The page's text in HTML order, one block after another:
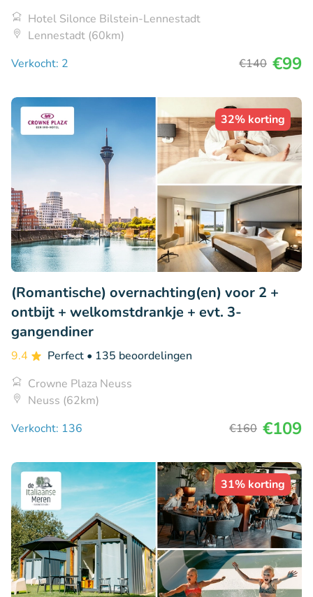
Hotel Silonce Bilstein-Lennestadt
Lennestadt (60km)
Verkocht: 2
€140 €99
32% korting
(Romantische) overnachting(en) voor 2 +
ontbijt + welkomstdrankje + evt. 3-
gangendiner
9.4 Perfect • 135 beoordelingen
Crowne Plaza Neuss
Neuss (62km)
Verkocht: 136
€160 €109
31% korting